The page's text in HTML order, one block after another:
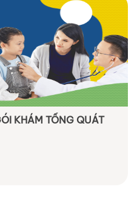
KHÁM TỔNG QUÁT